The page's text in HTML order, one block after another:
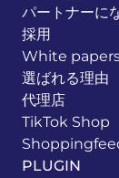
パートナーに
採用
White
選ばれる理由
代理店
TikTok Shop
PLUGIN